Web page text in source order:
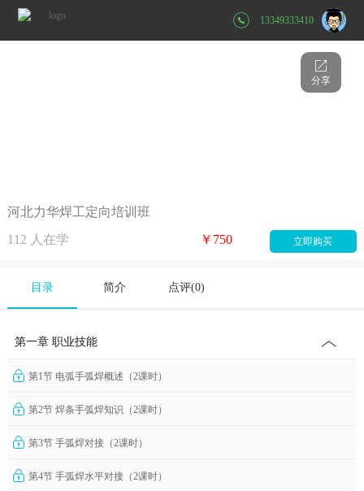
13349333410
分享
河北力华焊工定向培训班
112 人在学 ￥750 立即购买
目录 简介 点评(0)
第一章 职业技能
第1节 电弧手弧焊概述（2课时）
第2节 焊条手弧焊知识（2课时）
第3节 手弧焊对接（2课时）
第4节 手弧焊水平对接（2课时）